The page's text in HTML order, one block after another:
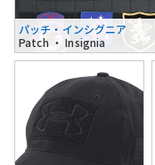
パッチ・インシグニア
Patch ・ Insignia